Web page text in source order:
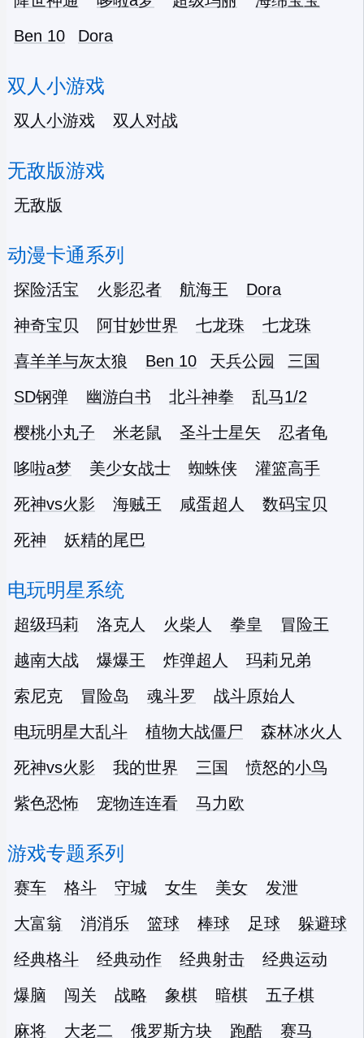
Ben 10
Dora
双人小游戏
双人小游戏 双人对战
无敌版游戏
无敌版
动漫卡通系列
探险活宝 火影忍者 航海王
Dora
神奇宝贝
阿甘妙世界 七龙珠
七龙珠
喜羊羊与灰太狼
Ben 10 天兵公园
三国
SD钢弹
幽游白书 北斗神拳
乱马1/2
樱桃小丸子
米老鼠 圣斗士星矢
忍者龟
哆啦a梦
美少女战士 蜘蛛侠
灌篮高手
死神vs火影
海贼王 咸蛋超人
数码宝贝
死神
妖精的尾巴
电玩明星系统
超级玛莉 洛克人 火柴人 拳皇
冒险王
越南大战
爆爆王 炸弹超人
玛莉兄弟
索尼克
冒险岛 魂斗罗
战斗原始人
电玩明星大乱斗
植物大战僵尸
森林冰火人
死神vs火影
我的世界 三国
愤怒的小鸟
紫色恐怖
宠物连连看 马力欧
游戏专题系列
赛车 格斗 守城 女生 美女
发泄
大富翁
消消乐 篮球 棒球 足球
躲避球
经典格斗
经典动作 经典射击
经典运动
爆脑
闯关 战略 象棋 暗棋
五子棋
麻将
大老二 俄罗斯方块 跑酷
赛马